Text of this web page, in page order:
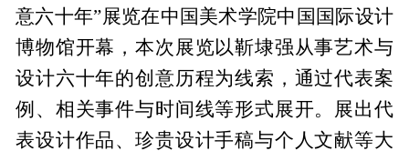
意六十年”展览在中国美术学院中国国际设计
博物馆开幕，本次展览以靳埭强从事艺术与
设计六十年的创意历程为线索，通过代表案
例、相关事件与时间线等形式展开。展出代
表设计作品、珍贵设计手稿与个人文献等大